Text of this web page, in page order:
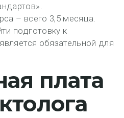
– всего 3,5 месяца.
подготовку к
обязательной для
плата